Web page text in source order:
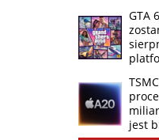
GTA
jest